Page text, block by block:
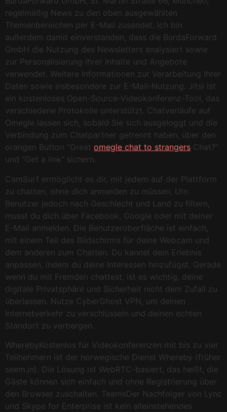
regelmäßig News zu den oben ausgewählten
Themenbereichen per E-Mail zusendet. Ich bin
außerdem damit einverstanden, dass die BurdaForward
GmbH die Nutzung des Newsletters analysiert sowie
zur Personalisierung ihrer Inhalte und Angebote
verwendet. Weitere Informationen zur Verarbeitung Ihrer
Daten sowie insbesondere zur E-Mail-Nutzung. Jitsi ist
ein kostenloses Open-Source-Videokonferenz-Tool, das
verschiedene Protokolle unterstützt. Chatverläufe auf
Omegle lassen sich, sobald Sie sich ausgeloggt und die
Verbindung zum Chatpartner getrennt haben, über den
orangen Button “Great omegle chat to strangers Chat?”
und “Get a link” sichern.
CamSurf ermöglicht es dir, mit jedem auf der Plattform
zu chatten, ohne dich anmelden zu müssen. Um
Benutzer jedoch nach Geschlecht und Land zu filtern,
musst du dich über Facebook, Google oder mit deiner
E-Mail anmelden. Die Benutzeroberfläche ist einfach,
mit einem Teil des Bildschirms für deine Webcam und
dem anderen zum Chatten. Du kannst dein Erlebnis
anpassen, indem du deine Interessen hinzufügst. Gerade
wenn du mit Fremden chattest, ist es wichtig, deine
digitale Privatsphäre und Sicherheit nicht dem Zufall zu
überlassen. Nutze CyberGhost VPN, um deinen
Internetverkehr zu verschlüsseln und deinen echten
Standort zu verbergen.
WherebyKostenlos für Videokonferenzen mit bis zu vier
Teilnehmern ist der norwegische Dienst Whereby (früher
seem.in). Die Lösung ist WebRTC-basiert, das heißt, die
Gäste können sich einfach und ohne Registrierung über
den Browser zuschalten. TeamsDer Nachfolger von Lync
und Skype for Enterprise ist kein alleinstehendes